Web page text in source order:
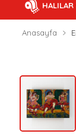
HALILAR
Anasayfa